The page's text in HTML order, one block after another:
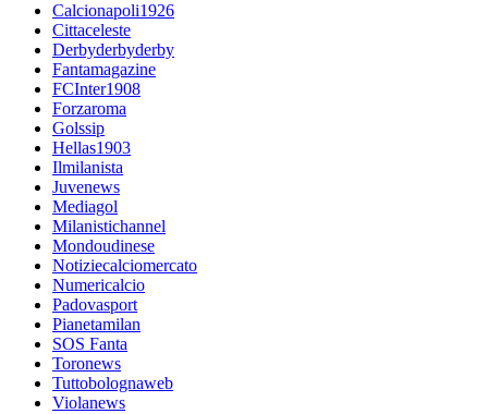
Calcionapoli1926
Cittaceleste
Derbyderbyderby
Fantamagazine
FCInter1908
Forzaroma
Golssip
Hellas1903
Ilmilanista
Juvenews
Mediagol
Milanistichannel
Mondoudinese
Notiziecalciomercato
Numericalcio
Padovasport
Pianetamilan
SOS Fanta
Toronews
Tuttobolognaweb
Violanews